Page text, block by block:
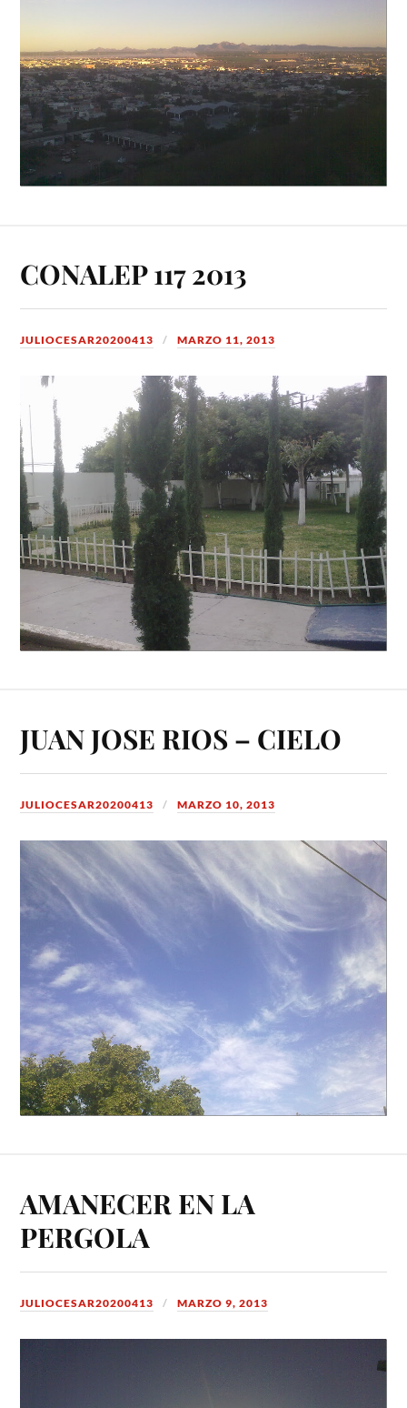
CONALEP 117 2013
JULIOCESAR20200413 MARZO 11, 2013
JUAN JOSE RIOS – CIELO
JULIOCESAR20200413 MARZO 10, 2013
AMANECER EN LA
PERGOLA
JULIOCESAR20200413 MARZO 9, 2013